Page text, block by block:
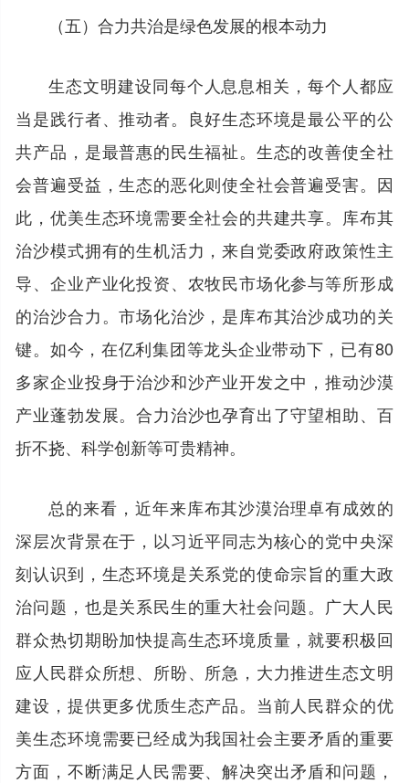
（五）合力共治是绿色发展的根本动力
生态文明建设同每个人息息相关，每个人都应
当是践行者、推动者。良好生态环境是最公平的公
共产品，是最普惠的民生福祉。生态的改善使全社
会普遍受益，生态的恶化则使全社会普遍受害。因
此，优美生态环境需要全社会的共建共享。库布其
治沙模式拥有的生机活力，来自党委政府政策性主
导、企业产业化投资、农牧民市场化参与等所形成
的治沙合力。市场化治沙，是库布其治沙成功的关
键。如今，在亿利集团等龙头企业带动下，已有80
多家企业投身于治沙和沙产业开发之中，推动沙漠
产业蓬勃发展。合力治沙也孕育出了守望相助、百
折不挠、科学创新等可贵精神。
总的来看，近年来库布其沙漠治理卓有成效的
深层次背景在于，以习近平同志为核心的党中央深
刻认识到，生态环境是关系党的使命宗旨的重大政
治问题，也是关系民生的重大社会问题。广大人民
群众热切期盼加快提高生态环境质量，就要积极回
应人民群众所想、所盼、所急，大力推进生态文明
建设，提供更多优质生态产品。当前人民群众的优
美生态环境需要已经成为我国社会主要矛盾的重要
方面，不断满足人民需要、解决突出矛盾和问题，